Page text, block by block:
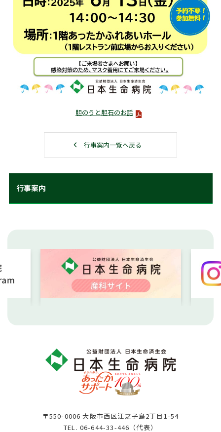
胆のうと胆石のお話
行事案内一覧へ戻る
行事案内
〒550-0006 大阪市西区江之子島2丁目1-54
TEL. 06-644-33-446（代表）